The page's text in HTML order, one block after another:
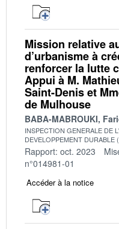
Mission relative
d’urbanisme à
renforcer la lutte
Appui à M.
Saint-Denis et
de Mulhouse
BABA-MABROUKI,
INSPECTION GENERALE DE
DEVELOPPEMENT DURABLE
Rapport: oct. 2023
n°014981-01
Accéder à la notice